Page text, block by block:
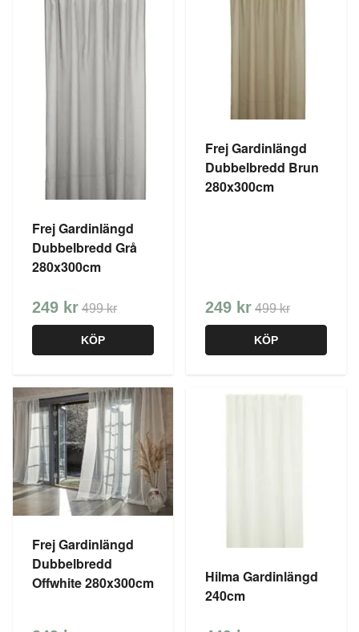
Frej Gardinlängd
Dubbelbredd Grå
280x300cm
249 kr 499 kr
KÖP
Frej Gardinlängd
Dubbelbredd Brun
280x300cm
249 kr 499 kr
KÖP
Frej Gardinlängd
Dubbelbredd
Offwhite 280x300cm
Hilma Gardinlängd
240cm